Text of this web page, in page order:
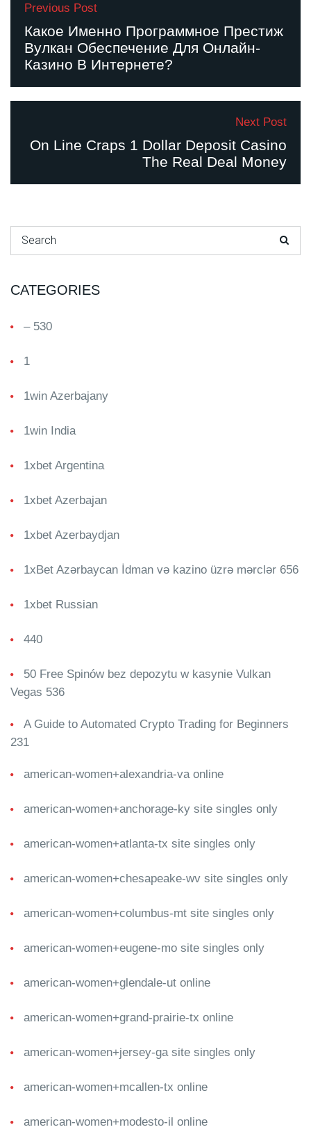
Previous Post
Какое Именно Программное Престиж
Вулкан Обеспечение Для Онлайн-
Казино В Интернете?
Next Post
On Line Craps 1 Dollar Deposit Casino
The Real Deal Money
Search for:
CATEGORIES
– 530
1
1win Azerbajany
1win India
1xbet Argentina
1xbet Azerbajan
1xbet Azerbaydjan
1xBet Azərbaycan İdman və kazino üzrə mərclər 656
1xbet Russian
440
50 Free Spinów bez depozytu w kasynie Vulkan
Vegas 536
A Guide to Automated Crypto Trading for Beginners
231
american-women+alexandria-va online
american-women+anchorage-ky site singles only
american-women+atlanta-tx site singles only
american-women+chesapeake-wv site singles only
american-women+columbus-mt site singles only
american-women+eugene-mo site singles only
american-women+glendale-ut online
american-women+grand-prairie-tx online
american-women+jersey-ga site singles only
american-women+mcallen-tx online
american-women+modesto-il online